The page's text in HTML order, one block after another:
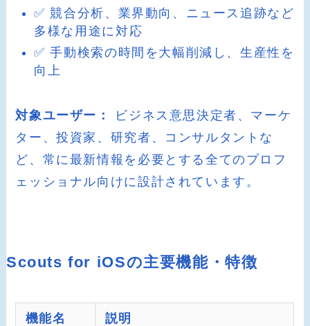
✅ 競合分析、業界動向、ニュース追跡など
多様な用途に対応
✅ 手動検索の時間を大幅削減し、生産性を
向上
対象ユーザー：
ビジネス意思決定者、マーケ
ター、投資家、研究者、コンサルタントな
ど、常に最新情報を必要とする全てのプロフ
ェッショナル向けに設計されています。
Scouts for iOSの主要機能・特徴
機能名 説明